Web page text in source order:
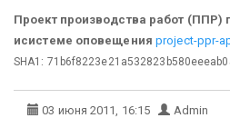
Проект производства работ (ППР)
исистеме оповещения project-ppr-
SHA1:
03 июня 2011, 16:15 Admin